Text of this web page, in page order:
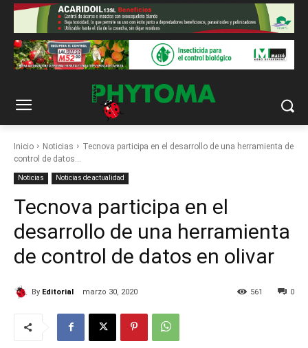
Inicio Noticias
Tecnova participa en el desarrollo de una herramienta de
control de datos...
Noticias Noticias de actualidad
Tecnova participa en el
desarrollo de una herramienta
de control de datos en olivar
By Editorial marzo 30, 2020 0
561